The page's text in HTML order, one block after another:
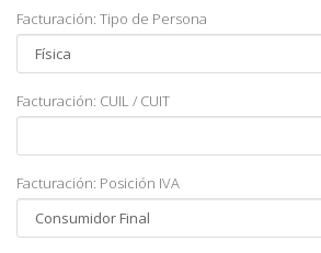
Facturación: Tipo de Persona
Facturación: CUIL / CUIT
Facturación: Posición IVA